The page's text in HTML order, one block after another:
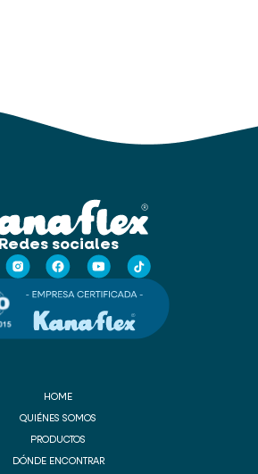
Redes sociales
HOME
QUIÉNES SOMOS
PRODUCTOS
DÓNDE ENCONTRAR